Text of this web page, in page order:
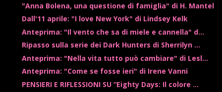
"Anna Bolena, una questione di famiglia" di H. Mantel
Dall'11 aprile: "I love New York" di Lindsey Kelk
Anteprima: "Il vento che sa di miele e cannella" d...
Ripasso sulla serie dei Dark Hunters di Sherrilyn ...
Anteprima: "Nella vita tutto può cambiare" di Lesl...
Anteprima: "Come se fosse ieri" di Irene Vanni
PENSIERI E RIFLESSIONI SU “Eighty Days: Il colore ...